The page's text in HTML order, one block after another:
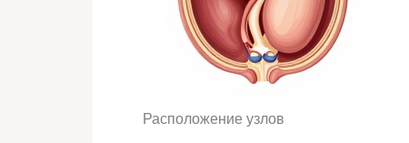
Расположение узлов